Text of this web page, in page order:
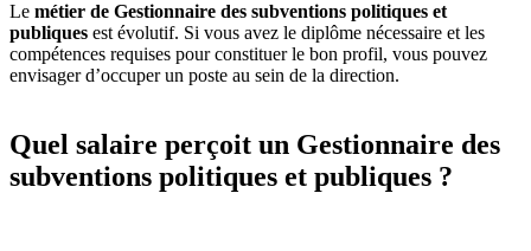
Le métier de Gestionnaire des subventions politiques et
publiques est évolutif. Si vous avez le diplôme nécessaire et les
compétences requises pour constituer le bon profil, vous pouvez
envisager d’occuper un poste au sein de la direction.
Quel salaire perçoit un Gestionnaire des
subventions politiques et publiques ?